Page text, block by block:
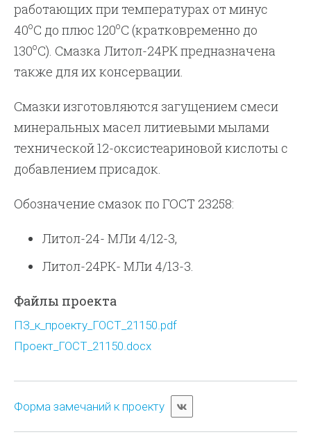
работающих при температурах от минус
40оС до плюс 120оС (кратковременно до
130оС). Смазка Литол-24РК предназначена
также для их консервации.
Смазки изготовляются загущением смеси
минеральных масел литиевыми мылами
технической 12-оксистеариновой кислоты с
добавлением присадок.
Обозначение смазок по ГОСТ 23258:
Литол-24- МЛи 4/12-3,
Литол-24РК- МЛи 4/13-3.
Файлы проекта
ПЗ_к_проекту_ГОСТ_21150.pdf
Проект_ГОСТ_21150.docx
Форма замечаний к проекту